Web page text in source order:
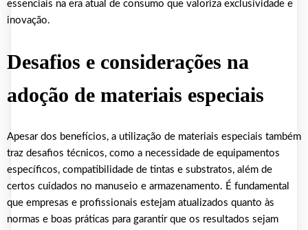
essenciais na era atual de consumo que valoriza exclusividade e
inovação.
Desafios e considerações na
adoção de materiais especiais
Apesar dos benefícios, a utilização de materiais especiais também
traz desafios técnicos, como a necessidade de equipamentos
específicos, compatibilidade de tintas e substratos, além de
certos cuidados no manuseio e armazenamento. É fundamental
que empresas e profissionais estejam atualizados quanto às
normas e boas práticas para garantir que os resultados sejam